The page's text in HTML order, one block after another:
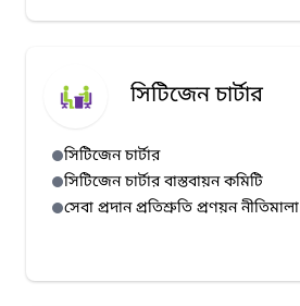
সিটিজেন চার্টার
সিটিজেন চার্টার
সিটিজেন চার্টার বাস্তবায়ন কমিটি
সেবা প্রদান প্রতিশ্রুতি প্রণয়ন নীতিমালা